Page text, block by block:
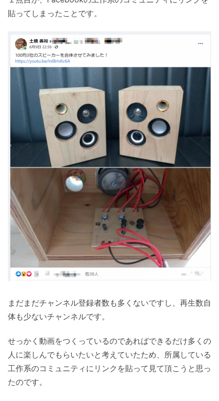
貼ってしまったことです。
まだまだチャンネル登録者数も多くないですし、再生数自
体も少ないチャンネルです。
せっかく動画をつくっているのであればできるだけ多くの
人に楽しんでもらいたいと考えていたため、所属している
工作系のコミュニティにリンクを貼って見て頂こうと思っ
たのです。